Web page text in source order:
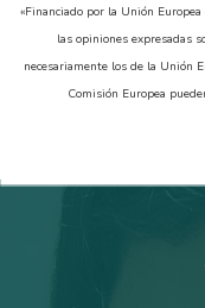
«Financiado por la Unión
las opiniones expresadas
necesariamente los de la Unión
Comisión Europea